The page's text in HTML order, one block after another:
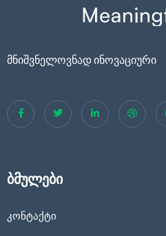
მნიშვნელოვნად ინოვაციური
ბმულები
კონტაქტი